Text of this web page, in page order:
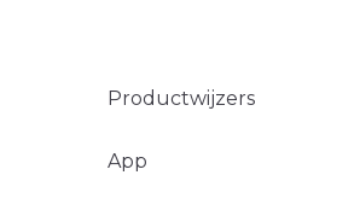
Productwijzers
App